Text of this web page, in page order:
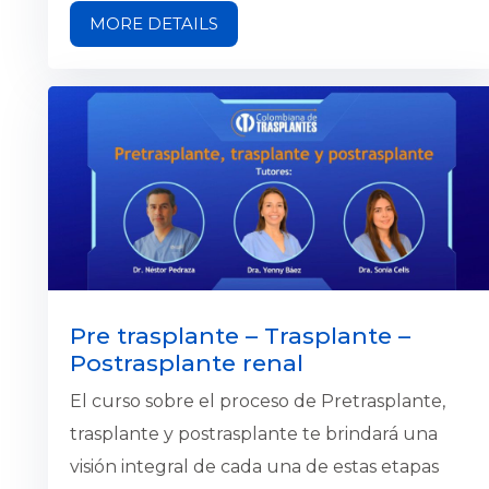
conforme a los protocolos . A través de este
reconocer señales de alerta, aplicar estrategias
de intervención y coordinar con redes de
apoyo, contribuyendo así a una atención de
calidad y respeto por los derechos humanos.
MORE DETAILS
Pre trasplante – Trasplante –
Postrasplante renal
El curso sobre el proceso de Pretrasplante,
trasplante y postrasplante te brindará una
visión integral de cada una de estas etapas